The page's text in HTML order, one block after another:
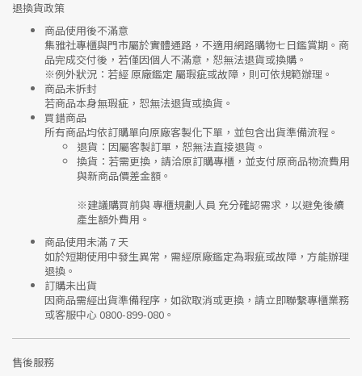
退換貨政策
商品使用後不滿意
集雅社專櫃與門市屬於實體通路，不適用網路購物七日鑑賞期 。商
品完成交付後，若僅因個人不滿意，恕無法退貨或換購。
※例外狀況：若經 原廠鑑定 屬瑕疵或故障，則可依規範辦理。
商品未拆封
若商品本身無瑕疵，恕無法退貨或換貨。
買錯商品
所有商品均依訂購單向原廠客製化下單 ，並包含出貨準備流程。
退貨 ：因屬客製訂單，恕無法直接退貨。
換貨 ：若需更換，請洽原訂購專櫃，並支付原商品物流費用
與新商品價差金額 。
※建議購買前與專櫃規劃人員 充分確認需求，以避免後續
產生額外費用。
商品使用未滿 7 天
如於短期使用中發生異常，需經原廠鑑定為瑕疵或故障，方能辦理
退換。
訂購未出貨
因商品需經出貨準備程序，如欲取消或更換，請立即聯繫專櫃業務
或客服中心 0800-899-080 。
售後服務